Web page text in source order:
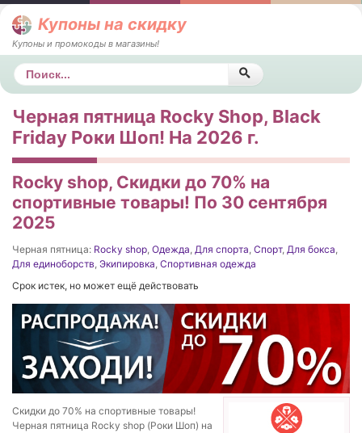
Купоны на скидку
Купоны и промокоды в магазины!
Поиск
Черная пятница Rocky Shop, Black
Friday Роки Шоп! На 2026 г.
Rocky shop, Скидки до 70% на
спортивные товары! По 30 сентября
2025
Черная пятница: Rocky shop, Одежда, Для спорта, Спорт, Для бокса,
Для единоборств, Экипировка, Спортивная одежда
Срок истек, но может ещё действовать
Скидки до 70% на спортивные товары!
Черная пятница Rocky shop (Роки Шоп) на